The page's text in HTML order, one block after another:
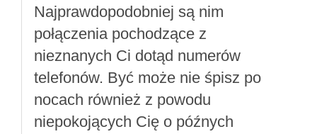
Najprawdopodobniej są nim
połączenia pochodzące z
nieznanych Ci dotąd numerów
telefonów. Być może nie śpisz po
nocach również z powodu
niepokojących Cię o późnych